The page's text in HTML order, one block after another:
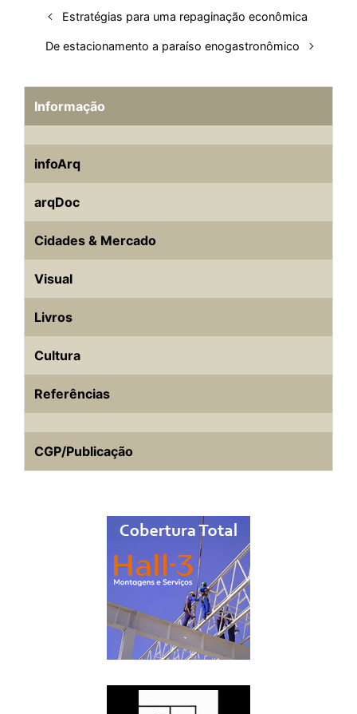
Estratégias para uma repaginação econômica
De estacionamento a paraíso enogastronômico
Informação
infoArq
arqDoc
Cidades & Mercado
Visual
Livros
Cultura
Referências
CGP/Publicação